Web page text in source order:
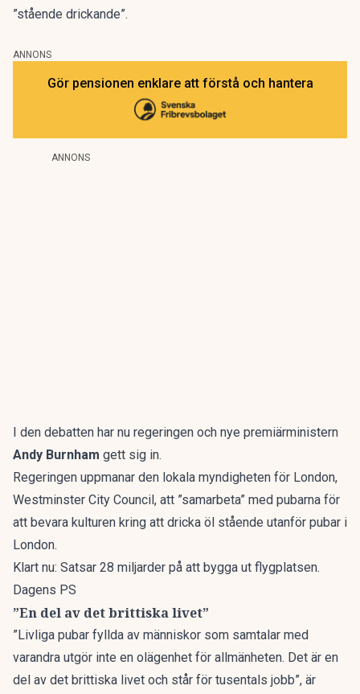
”stående drickande”.
ANNONS
Gör pensionen enklare att förstå och hantera
ANNONS
I den debatten har nu regeringen och nye premiärministern
Andy Burnham gett sig in.
Regeringen uppmanar den lokala myndigheten för London,
Westminster City Council, att ”samarbeta” med pubarna för
att bevara kulturen kring att dricka öl stående utanför pubar i
London.
Klart nu: Satsar 28 miljarder på att bygga ut flygplatsen.
Dagens PS
”En del av det brittiska livet”
”Livliga pubar fyllda av människor som samtalar med
varandra utgör inte en olägenhet för allmänheten. Det är en
del av det brittiska livet och står för tusentals jobb”, är